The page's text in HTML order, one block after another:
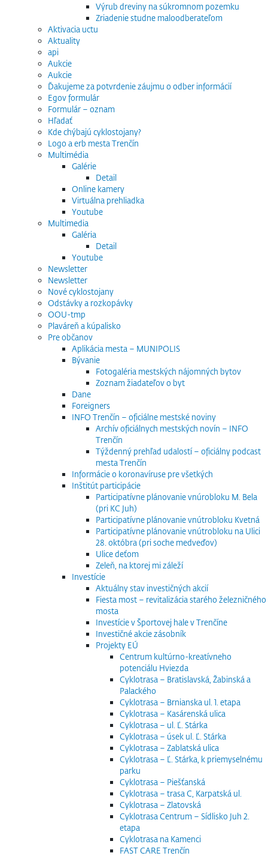
Výrub dreviny na súkromnom pozemku
Zriadenie studne maloodberateľom
Aktivacia uctu
Aktuality
api
Aukcie
Aukcie
Ďakujeme za potvrdenie záujmu o odber informácií
Egov formulár
Formulár – oznam
Hľadať
Kde chýbajú cyklostojany?
Logo a erb mesta Trenčín
Multimédia
Galérie
Detail
Online kamery
Virtuálna prehliadka
Youtube
Multimedia
Galéria
Detail
Youtube
Newsletter
Newsletter
Nové cyklostojany
Odstávky a rozkopávky
OOU-tmp
Plaváreň a kúpalisko
Pre občanov
Aplikácia mesta – MUNIPOLIS
Bývanie
Fotogaléria mestských nájomných bytov
Zoznam žiadateľov o byt
Dane
Foreigners
INFO Trenčín – oficiálne mestské noviny
Archív oficiálnych mestských novín – INFO
Trenčín
Týždenný prehľad udalostí – oficiálny podcast
mesta Trenčín
Informácie o koronavíruse pre všetkých
Inštitút participácie
Participatívne plánovanie vnúrobloku M. Bela
(pri KC Juh)
Participatívne plánovanie vnútrobloku Kvetná
Participatívne plánovanie vnútrobloku na Ulici
28. októbra (pri soche medveďov)
Ulice deťom
Zeleň, na ktorej mi záleží
Investície
Aktuálny stav investičných akcií
Fiesta most – revitalizácia starého železničného
mosta
Investície v Športovej hale v Trenčíne
Investičné akcie zásobník
Projekty EÚ
Centrum kultúrno-kreatívneho
potenciálu Hviezda
Cyklotrasa – Bratislavská, Žabinská a
Palackého
Cyklotrasa – Brnianska ul. 1. etapa
Cyklotrasa – Kasárenská ulica
Cyklotrasa – ul. Ľ. Stárka
Cyklotrasa – úsek ul. Ľ. Stárka
Cyklotrasa – Zablatská ulica
Cyklotrasa – Ľ. Stárka, k priemyselnému
parku
Cyklotrasa – Piešťanská
Cyklotrasa – trasa C, Karpatská ul.
Cyklotrasa – Zlatovská
Cyklotrasa Centrum – Sídlisko Juh 2.
etapa
Cyklotrasa na Kamenci
FAST CARE Trenčín